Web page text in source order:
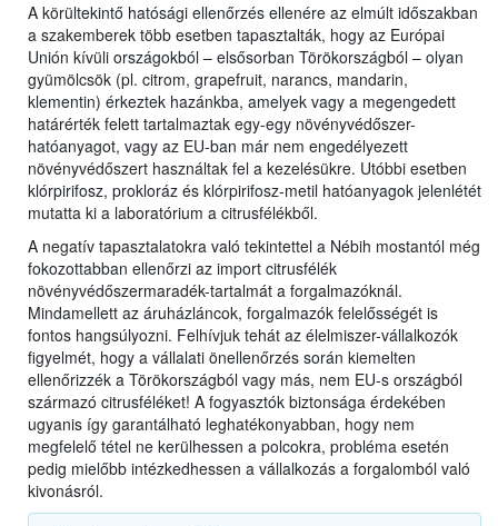
A körültekintő hatósági ellenőrzés ellenére az elmúlt időszakban
a szakemberek több esetben tapasztalták, hogy az Európai
Unión kívüli országokból – elsősorban Törökországból – olyan
gyümölcsök (pl. citrom, grapefruit, narancs, mandarin,
klementin) érkeztek hazánkba, amelyek vagy a megengedett
határérték felett tartalmaztak egy-egy növényvédőszer-
hatóanyagot, vagy az EU-ban már nem engedélyezett
növényvédőszert használtak fel a kezelésükre. Utóbbi esetben
klórpirifosz, prokloráz és klórpirifosz-metil hatóanyagok jelenlétét
mutatta ki a laboratórium a citrusfélékből.
A negatív tapasztalatokra való tekintettel a Nébih mostantól még
fokozottabban ellenőrzi az import citrusfélék
növényvédőszermaradék-tartalmát a forgalmazóknál.
Mindamellett az áruházláncok, forgalmazók felelősségét is
fontos hangsúlyozni. Felhívjuk tehát az élelmiszer-vállalkozók
figyelmét, hogy a vállalati önellenőrzés során kiemelten
ellenőrizzék a Törökországból vagy más, nem EU-s országból
származó citrusféléket! A fogyasztók biztonsága érdekében
ugyanis így garantálható leghatékonyabban, hogy nem
megfelelő tétel ne kerülhessen a polcokra, probléma esetén
pedig mielőbb intézkedhessen a vállalkozás a forgalomból való
kivonásról.